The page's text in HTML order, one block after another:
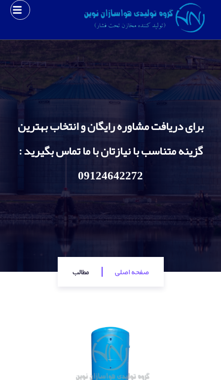
برای دریافت مشاوره رایگان و انتخاب بهترین
گزینه متناسب با نیازتان با ما تماس بگیرید :
09124642272
مطالب صفحه اصلی